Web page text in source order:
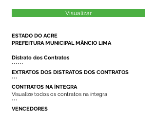
Visualizar
ESTADO DO ACRE
PREFEITURA MUNICIPAL MÂNCIO LIMA
Distrato dos Contratos
******
EXTRATOS DOS DISTRATOS DOS CONTRATOS
***
CONTRATOS NA ÍNTEGRA
Visualize todos os contratos na íntegra
***
VENCEDORES